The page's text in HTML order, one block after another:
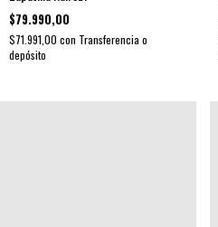
$79.990,00
$71.991,00 con Transferencia o
depósito